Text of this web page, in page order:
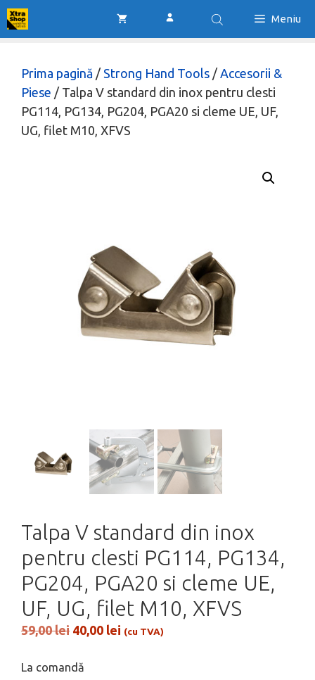
Sari
la
Meniu
Prima pagină / Strong Hand Tools / Accesorii &
Piese / Talpa V standard din inox pentru clesti
PG114, PG134, PG204, PGA20 si cleme UE, UF,
UG, filet M10, XFVS
Talpa V standard din inox
pentru clesti PG114, PG134,
PG204, PGA20 si cleme UE,
UF, UG, filet M10, XFVS
59,00lei Prețul
a
40,00 lei Prețul
(cu TVA)
La comandă